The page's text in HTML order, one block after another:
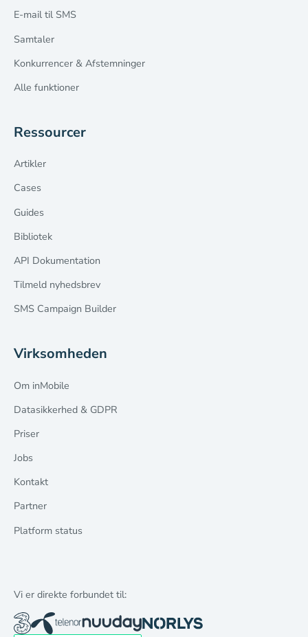
E-mail til SMS
Samtaler
Konkurrencer & Afstemninger
Alle funktioner
Ressourcer
Artikler
Cases
Guides
Bibliotek
API Dokumentation
Tilmeld nyhedsbrev
SMS Campaign Builder
Virksomheden
Om inMobile
Datasikkerhed & GDPR
Priser
Jobs
Kontakt
Partner
Platform status
Vi er direkte forbundet til: